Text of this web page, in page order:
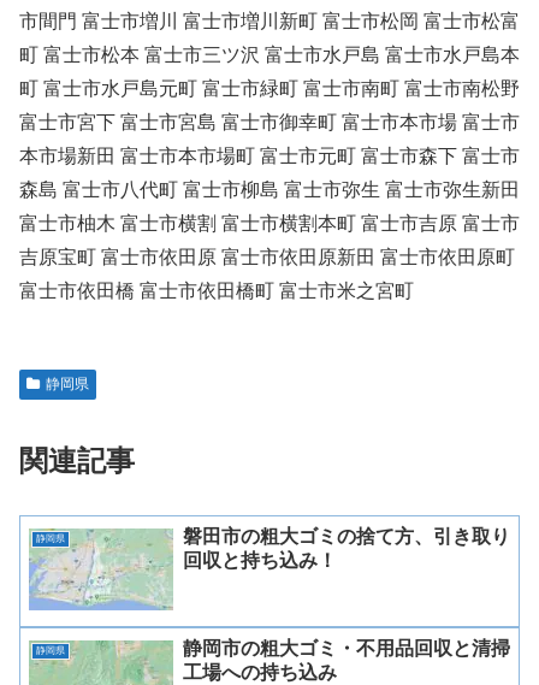
市間門 富士市増川 富士市増川新町 富士市松岡 富士市松富
町 富士市松本 富士市三ツ沢 富士市水戸島 富士市水戸島本
町 富士市水戸島元町 富士市緑町 富士市南町 富士市南松野
富士市宮下 富士市宮島 富士市御幸町 富士市本市場 富士市
本市場新田 富士市本市場町 富士市元町 富士市森下 富士市
森島 富士市八代町 富士市柳島 富士市弥生 富士市弥生新田
富士市柚木 富士市横割 富士市横割本町 富士市吉原 富士市
吉原宝町 富士市依田原 富士市依田原新田 富士市依田原町
富士市依田橋 富士市依田橋町 富士市米之宮町
静岡県
関連記事
静岡県
磐田市の粗大ゴミの捨て方、引き取り
回収と持ち込み！
静岡県
静岡市の粗大ゴミ・不用品回収と清掃
工場への持ち込み